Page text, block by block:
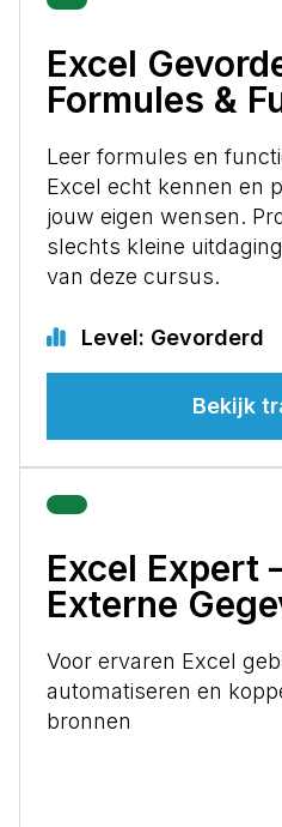
Excel
Formules &
Leer formules en
Excel echt kennen en
jouw eigen wensen.
slechts kleine
van deze cursus.
Level: Gevorderd
Bekijk
Excel Expert
Externe
Voor ervaren Excel
automatiseren en
bronnen